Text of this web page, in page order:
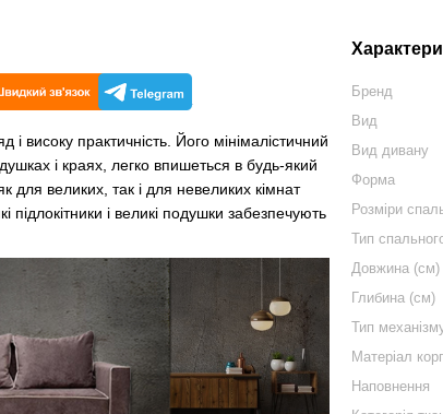
і високу практичність. Його мінімалістичний
і краях, легко впишеться в будь-який
для великих, так і для невеликих кімнат
підлокітники і великі подушки забезпечують
Бренд
Вид
Вид дивану
Форма
Розміри
Тип
Довжина (см)
Глибина (см)
Тип
Матеріал
Наповнення